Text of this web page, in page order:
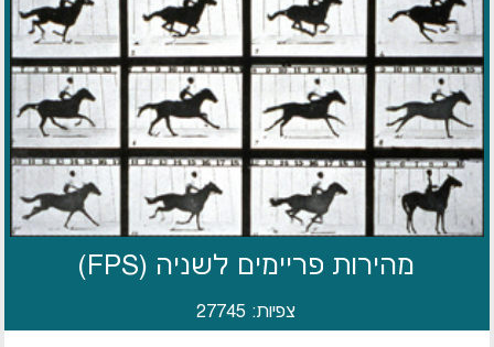
מהירות פריימים לשניה (FPS)
צפיות: 27745